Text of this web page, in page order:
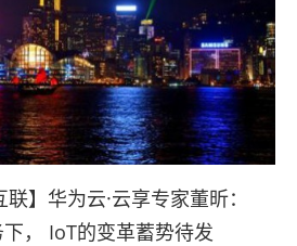
联】华为云·云享专家董昕：
， IoT的变革蓄势待发